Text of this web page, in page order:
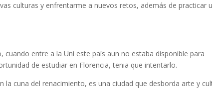
culturas y enfrentarme a nuevos retos, además de practicar
entre a la Uni este país aun no estaba disponible para
de estudiar en Florencia, tenia que intentarlo.
cuna del renacimiento, es una ciudad que desborda arte y